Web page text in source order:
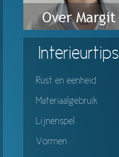
Interieurtips
Rust en eenheid
Materiaalgebruik
Lijnenspel
Vormen